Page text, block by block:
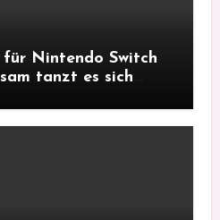
Nintendo Switch
tanzt es sich